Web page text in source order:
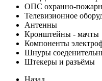
ОПС охранно-
Телевизионное
Антенны
Кронштейны - мачты
Компоненты
Шнуры
Штекеры и разъёмы
Назад